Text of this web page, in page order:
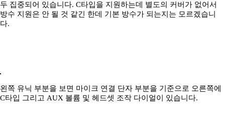
두 집중되어 있습니다. C타입을 지원하는데 별도의 커버가 없어서
방수 지원은 안 될 것 같긴 한데 기본 방수가 되는지는 모르겠습니
다.
왼쪽 유닉 부분을 보면 마이크 연결 단자 부분을 기준으로 오른쪽에
C타입 그리고 AUX 볼륨 및 헤드셋 조작 다이얼이 있습니다.